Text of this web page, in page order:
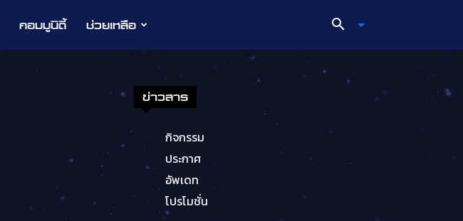
คอมมูนิตี้ ช่วยเหลือ
ข่าวสาร
กิจกรรม
ประกาศ
อัพเดท
โปรโมชั่น